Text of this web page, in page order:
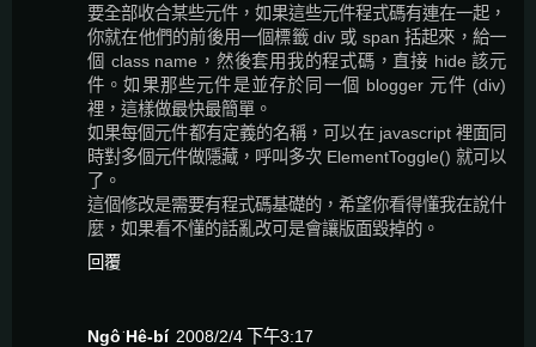
要全部收合某些元件，如果這些元件程式碼有連在一起，
你就在他們的前後用一個標籤 div 或 span 括起來，給一
個 class name，然後套用我的程式碼，直接 hide 該元
件。如果那些元件是並存於同一個 blogger 元件 (div)
裡，這樣做最快最簡單。
如果每個元件都有定義的名稱，可以在 javascript 裡面同
時對多個元件做隱藏，呼叫多次 ElementToggle() 就可以
了。
這個修改是需要有程式碼基礎的，希望你看得懂我在說什
麼，如果看不懂的話亂改可是會讓版面毀掉的。
回覆
Ngô͘ Hê-bí 2008/2/4 下午3:17